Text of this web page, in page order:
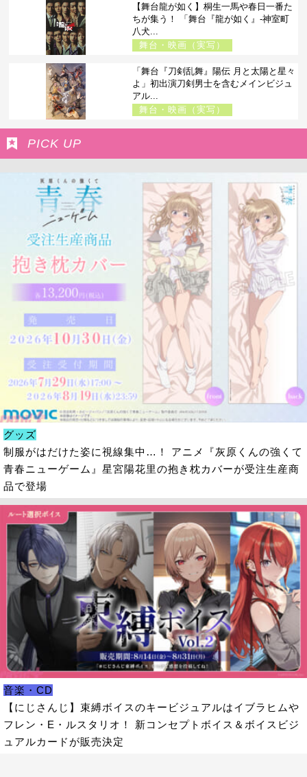
【舞台龍が如く】桐生一馬や春日一番た
ちが集う！ 「舞台『龍が如く』-神室町
八犬...
舞台・映画（実写）
「舞台『刀剣乱舞』陽伝 月と太陽と星々
よ」初出演刀剣男士を含むメインビジュ
アル...
舞台・映画（実写）
PICK UP
グッズ
制服がはだけた姿に視線集中…！ アニメ『灰原くんの強くて
青春ニューゲーム』星宮陽花里の抱き枕カバーが受注生産商
品で登場
音楽・CD
【にじさんじ】束縛ボイスのキービジュアルはイブラヒムや
フレン・E・ルスタリオ！ 新コンセプトボイス＆ボイスビジ
ュアルカードが販売決定